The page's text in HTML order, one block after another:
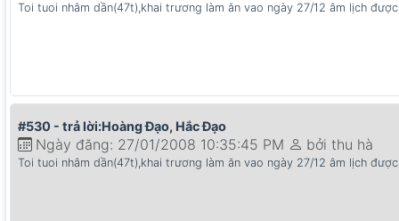
Toi tuoi nhâm dần(47t),khai trương làm ăn vao ngày 27/12 âm lịch
#530 - trả lời:Hoàng Đạo, Hắc Đạo
Ngày đăng: 27/01/2008 10:35:45 PM bởi thu hà
Toi tuoi nhâm dần(47t),khai trương làm ăn vao ngày 27/12 âm lịch